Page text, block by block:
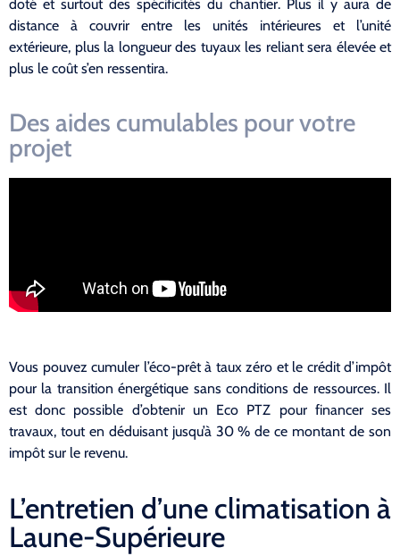
doté et surtout des spécificités du chantier. Plus il y aura de
distance à couvrir entre les unités intérieures et l’unité
extérieure, plus la longueur des tuyaux les reliant sera élevée et
plus le coût s’en ressentira.
Des aides cumulables pour votre
projet
Vous pouvez cumuler l’éco-prêt à taux zéro et le crédit d’impôt
pour la transition énergétique sans conditions de ressources. Il
est donc possible d’obtenir un Eco PTZ pour financer ses
travaux, tout en déduisant jusqu’à 30 % de ce montant de son
impôt sur le revenu.
L’entretien d’une climatisation à
Laune-Supérieure